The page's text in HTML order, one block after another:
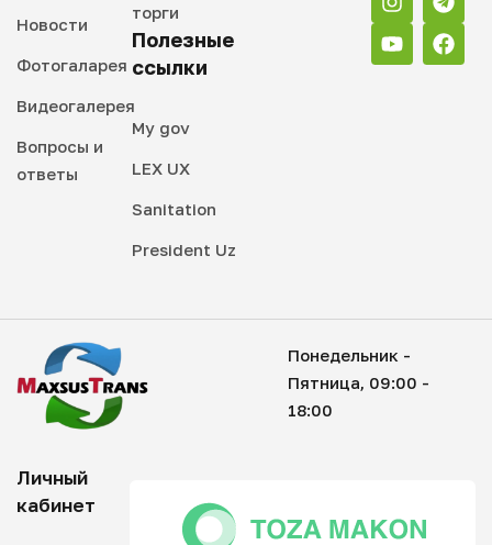
Новости
Фотогаларея
Видеогалерея
Вопросы и
ответы
торги
Полезные
ссылки
My gov
LEX UX
Sanitation
President Uz
Понедельник -
Пятница, 09:00 -
18:00
Личный
кабинет